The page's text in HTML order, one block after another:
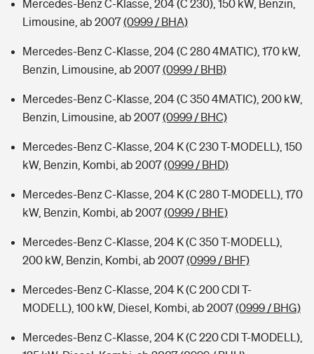
Mercedes-Benz C-Klasse, 204 (C 230), 150 kW, Benzin,
Limousine, ab 2007(0999 / BHA)
Mercedes-Benz C-Klasse, 204 (C 280 4MATIC), 170 kW,
Benzin, Limousine, ab 2007(0999 / BHB)
Mercedes-Benz C-Klasse, 204 (C 350 4MATIC), 200 kW,
Benzin, Limousine, ab 2007(0999 / BHC)
Mercedes-Benz C-Klasse, 204 K (C 230 T-MODELL), 150
kW, Benzin, Kombi, ab 2007(0999 / BHD)
Mercedes-Benz C-Klasse, 204 K (C 280 T-MODELL), 170
kW, Benzin, Kombi, ab 2007(0999 / BHE)
Mercedes-Benz C-Klasse, 204 K (C 350 T-MODELL),
200 kW, Benzin, Kombi, ab 2007(0999 / BHF)
Mercedes-Benz C-Klasse, 204 K (C 200 CDI T-
MODELL), 100 kW, Diesel, Kombi, ab 2007(0999 / BHG)
Mercedes-Benz C-Klasse, 204 K (C 220 CDI T-MODELL),